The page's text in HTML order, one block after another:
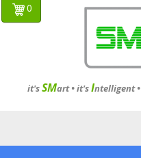
it'sSMart •it'sIntelligent•
0